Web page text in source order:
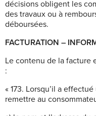
décisions obligent les
des travaux ou à
déboursées.
FACTURATION –
Le contenu de la facture
:
« 173. Lorsqu’il a
remettre au